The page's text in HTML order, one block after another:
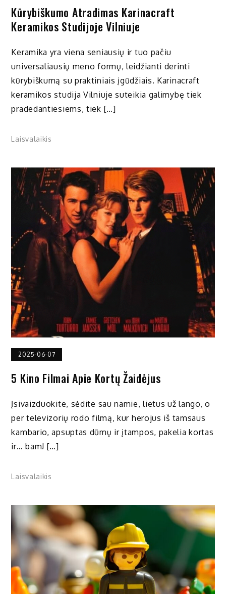
Kūrybiškumo Atradimas Karinacraft
Keramikos Studijoje Vilniuje
Keramika yra viena seniausių ir tuo pačiu
universaliausių meno formų, leidžianti derinti
kūrybiškumą su praktiniais įgūdžiais. Karinacraft
keramikos studija Vilniuje suteikia galimybę tiek
pradedantiesiems, tiek […]
Laisvalaikis
2025-06-07
5 Kino Filmai Apie Kortų Žaidėjus
Įsivaizduokite, sėdite sau namie, lietus už lango, o
per televizorių rodo filmą, kur herojus iš tamsaus
kambario, apsuptas dūmų ir įtampos, pakelia kortas
ir… bam! […]
Laisvalaikis